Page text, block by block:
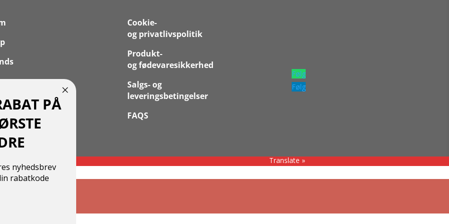
Konto
Cookie-
og privatlivspolitik
Produkt-
og fødevaresikkerhed
Salgs- og
leveringsbetingelser
FAQS
Følg
Følg
Translate »
PÅ
nyhedsbrev
rabatkode